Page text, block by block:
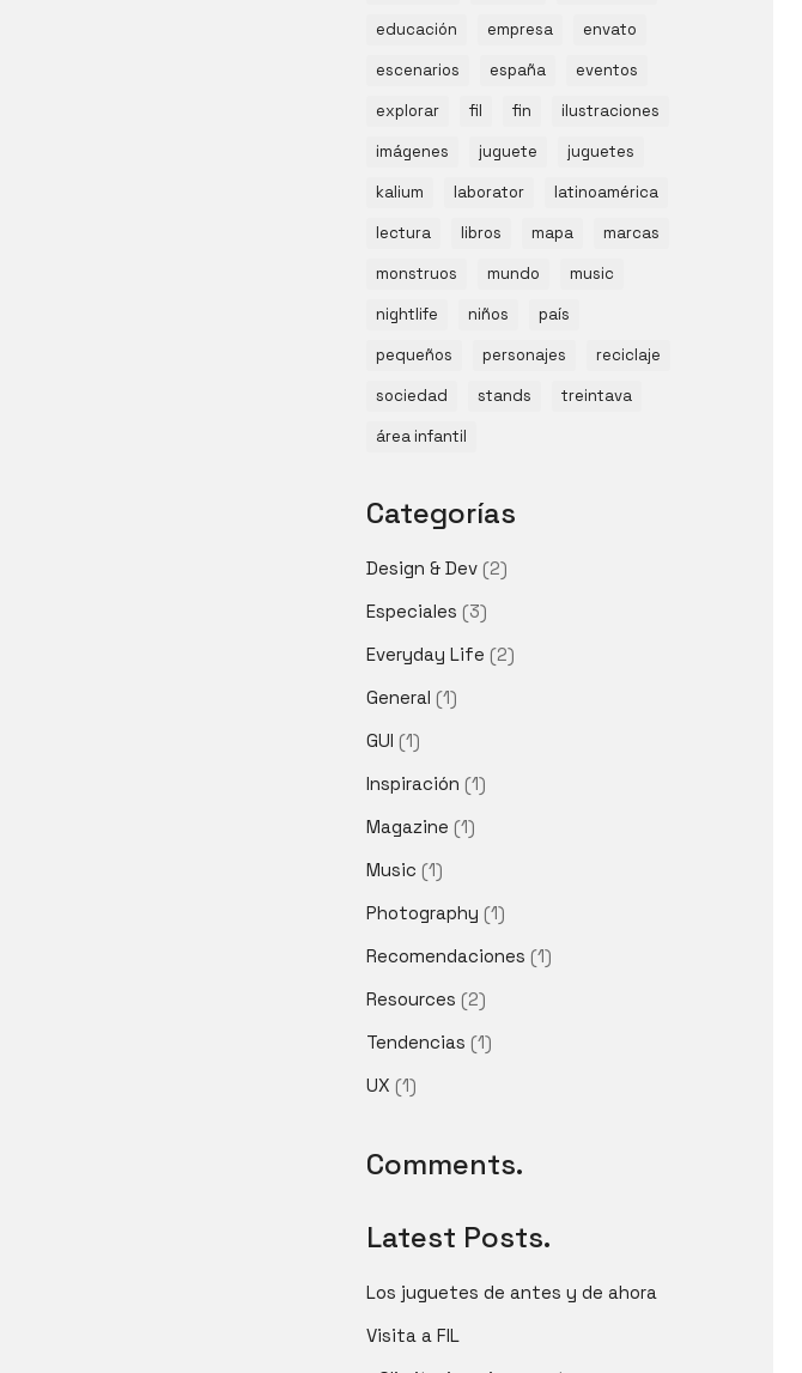
educación
empresa
envato
escenarios
españa
eventos
explorar
fil fin
ilustraciones
imágenes
juguete
juguetes
kalium
laborator
latinoamérica
lectura
libros mapa
marcas
monstruos
mundo
music
nightlife
niños
país
pequeños
personajes
reciclaje
sociedad
stands
treintava
área infantil
Categorías
Design & Dev(2)
Especiales (3)
Everyday Life (2)
General (1)
GUI (1)
Inspiración (1)
Magazine (1)
Music (1)
Photography (1)
Recomendaciones (1)
Resources (2)
Tendencias (1)
UX (1)
Comments.
Latest Posts.
Los juguetes de antes y de ahora
Visita a FIL
Diseño y desarrollo por Vivian Suárez.